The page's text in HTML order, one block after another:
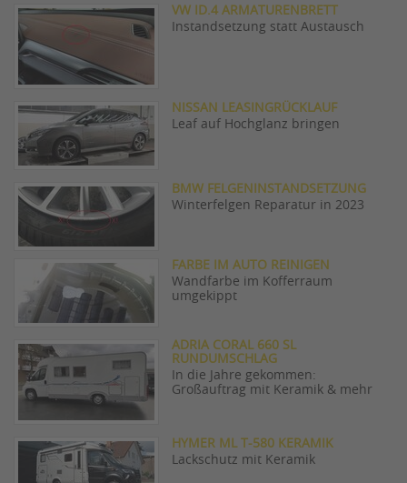
VW ID.4 ARMATURENBRETT
Instandsetzung statt Austausch
NISSAN LEASINGRÜCKLAUF
Leaf auf Hochglanz bringen
BMW FELGENINSTANDSETZUNG
Winterfelgen Reparatur in 2023
FARBE IM AUTO REINIGEN
Wandfarbe im Kofferraum
umgekippt
ADRIA CORAL 660 SL
RUNDUMSCHLAG
In die Jahre gekommen:
Großauftrag mit Keramik & mehr
HYMER ML T-580 KERAMIK
Lackschutz mit Keramik